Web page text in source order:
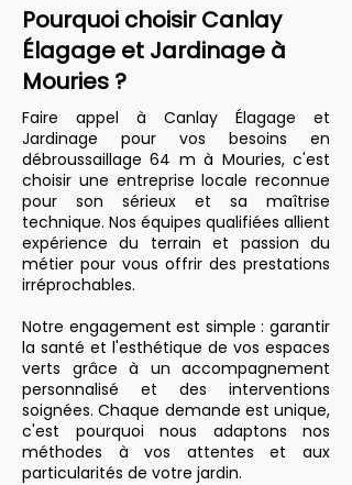
Pourquoi choisir Canlay
Élagage et Jardinage à
Mouries ?
Faire appel à Canlay Élagage et
Jardinage pour vos besoins en
débroussaillage 64 m à Mouries, c'est
choisir une entreprise locale reconnue
pour son sérieux et sa maîtrise
technique. Nos équipes qualifiées allient
expérience du terrain et passion du
métier pour vous offrir des prestations
irréprochables.
Notre engagement est simple : garantir
la santé et l'esthétique de vos espaces
verts grâce à un accompagnement
personnalisé et des interventions
soignées. Chaque demande est unique,
c'est pourquoi nous adaptons nos
méthodes à vos attentes et aux
particularités de votre jardin.